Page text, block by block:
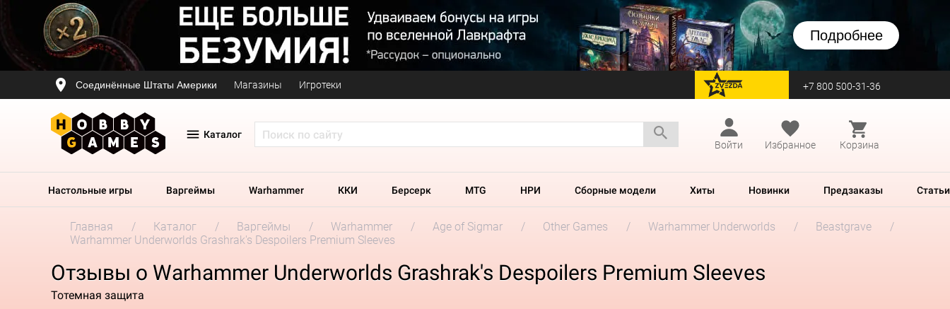
Подробнее
Соединённые Штаты Америки Магазины Игротеки перейти на Zvezda +7 800 500-31-36
Каталог
Войти
Избранное Корзина
Настольные игры Варгеймы Warhammer ККИ Берсерк MTG НРИ Сборные модели Хиты Новинки Предзаказы Статьи
Главная Каталог Варгеймы Warhammer Age of Sigmar Other Games Warhammer Underworlds
Beastgrave
Warhammer Underworlds Grashrak's Despoilers Premium Sleeves
Отзывы о Warhammer Underworlds Grashrak's Despoilers Premium Sleeves
Тотемная защита